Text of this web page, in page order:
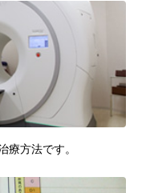
療方法です。